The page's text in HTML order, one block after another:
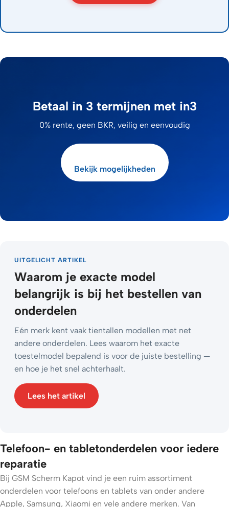
Betaal in 3 termijnen met in3
0% rente, geen BKR, veilig en eenvoudig
Bekijk mogelijkheden
UITGELICHT ARTIKEL
Waarom je exacte model
belangrijk is bij het bestellen van
onderdelen
Eén merk kent vaak tientallen modellen met net
andere onderdelen. Lees waarom het exacte
toestelmodel bepalend is voor de juiste bestelling —
en hoe je het snel achterhaalt.
Lees het artikel
Telefoon- en tabletonderdelen voor iedere
reparatie
Bij GSM Scherm Kapot vind je een ruim assortiment
onderdelen voor telefoons en tablets van onder andere
Apple, Samsung, Xiaomi en vele andere merken. Van